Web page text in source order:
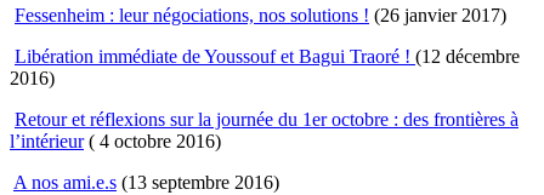
Fessenheim : leur négociations, nos solutions ! (26 janvier 2017)
Libération immédiate de Youssouf et Bagui Traoré ! (12 décembre
2016)
Retour et réflexions sur la journée du 1er octobre : des frontières à
l’intérieur( 4 octobre 2016)
A nos ami.e.s (13 septembre 2016)